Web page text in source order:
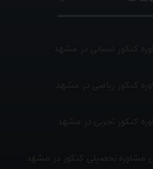
کنکور انسانی در مشهد
کنکور ریاضی در مشهد
کنکور تجربی در مشهد
مشاوره تحصیلی کنکور در مشهد